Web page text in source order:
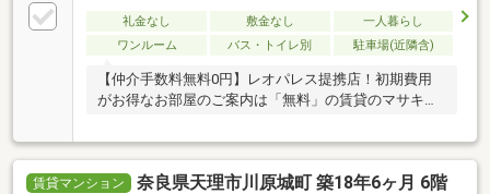
礼金なし 敷金なし
一人暮らし
ワンルーム
バス・トイレ別 駐車場(近隣含)
【仲介手数料無料0円】レオパレス提携店！初期費用
がお得なお部屋のご案内は「無料」の賃貸のマサキ
賃貸マンション
奈良県天理市川原城町 築18年6ヶ月 6階